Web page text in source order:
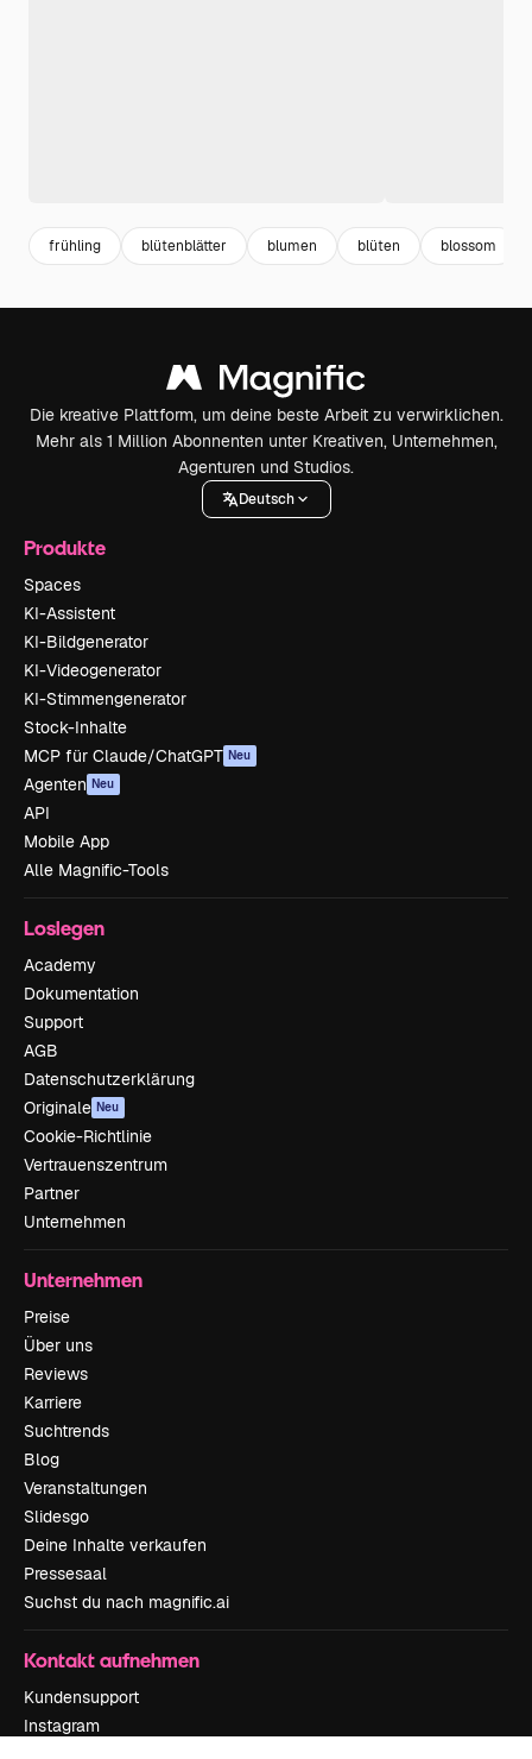
frühling blütenblätter blumen blüten blossom
Die kreative Plattform, um deine beste Arbeit zu verwirklichen.
Mehr als 1 Million Abonnenten unter Kreativen, Unternehmen,
Agenturen und Studios.
Deutsch
Produkte
Spaces
KI-Assistent
KI-Bildgenerator
KI-Videogenerator
KI-Stimmengenerator
Stock-Inhalte
MCP für Claude/ChatGPT Neu
Agenten Neu
API
Mobile App
Alle Magnific-Tools
Loslegen
Academy
Dokumentation
Support
AGB
Datenschutzerklärung
Originale Neu
Cookie-Richtlinie
Vertrauenszentrum
Partner
Unternehmen
Unternehmen
Preise
Über uns
Reviews
Karriere
Suchtrends
Blog
Veranstaltungen
Slidesgo
Deine Inhalte verkaufen
Pressesaal
Suchst du nach magnific.ai
Kontakt aufnehmen
Kundensupport
Instagram